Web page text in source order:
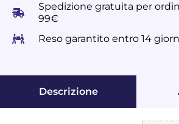
Spedizione gratuita per
99€
Reso garantito entro 14
Descrizione